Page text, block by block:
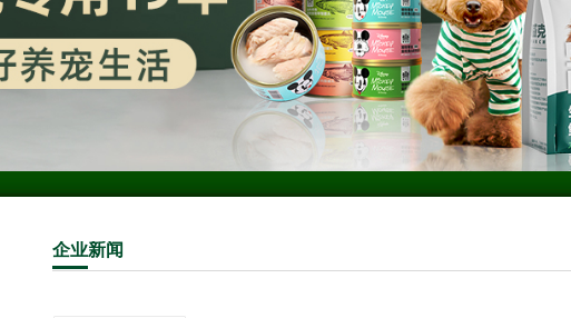
企业新闻